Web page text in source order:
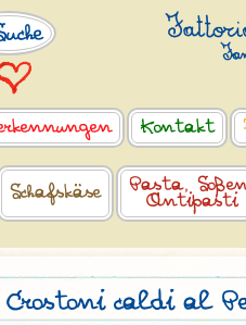
Kontakt
Schafskäse
Pasta,
Antipasti
Crostoni caldi al